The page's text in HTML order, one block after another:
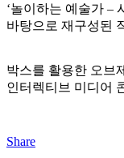
‘놀이하는 예술가 –
바탕으로 재구성된
박스를 활용한 오브
인터렉티브 미디어
Share